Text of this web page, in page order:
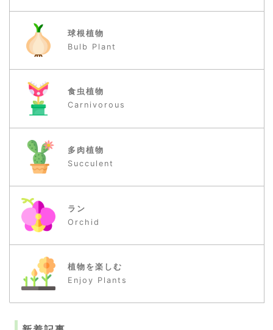
球根植物
Bulb Plant
食虫植物
Carnivorous
多肉植物
Succulent
ラン
Orchid
植物を楽しむ
Enjoy Plants